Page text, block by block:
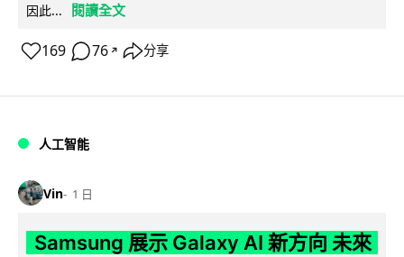
因此...
閱讀全文
169 76 ↗ 分享
人工智能
Vin 1 日
Samsung 展示 Galaxy AI 新方向 未來